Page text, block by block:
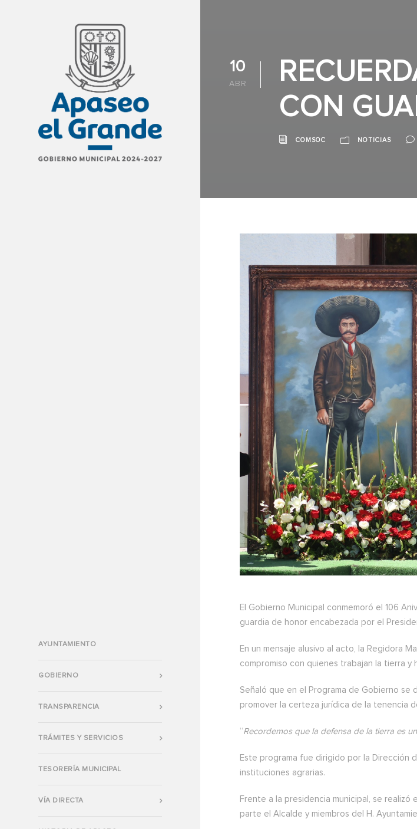
AYUNTAMIENTO
GOBIERNO
TRANSPARENCIA
TRÁMITES Y SERVICIOS
TESORERÍA MUNICIPAL
VÍA DIRECTA
10
ABR
CON
COMSOC NOTICIAS
El Gobierno Municipal conmemoró el 106
guardia de honor encabezada por el
En un mensaje alusivo al acto, la Regidora
compromiso con quienes trabajan la tierra
Señaló que en el Programa de Gobierno
promover la certeza jurídica de la tenencia
“Recordemos que la defensa de la tierra es
Este programa fue dirigido por la Dirección
instituciones agrarias.
Frente a la presidencia municipal, se
parte el Alcalde y miembros del H.